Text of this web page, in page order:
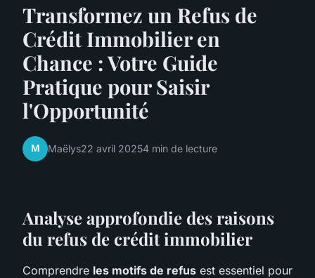
Transformez un Refus de
Crédit Immobilier en
Chance : Votre Guide
Pratique pour Saisir
l'Opportunité
M Maëlys22 avril 20254 min de lecture
Analyse approfondie des raisons
du refus de crédit immobilier
Comprendre les motifs de refus est essentiel pour